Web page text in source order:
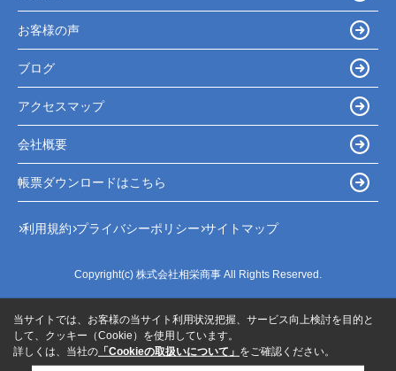
お客様の声
ブログ
アクセスマップ
会社概要
帳票ダウンロードはこちら
利用規約 プライバシーポリシー サイトマップ
Copyright(c) 株式会社相栄商事 All Rights Reserved.
当サイトでは、お客様の当サイト利用状況把握、サービス向上検討を目的と
して、クッキー（Cookie）を使用しています。
詳しくは、当社の 「Cookieの取扱いについて」 をご確認ください。